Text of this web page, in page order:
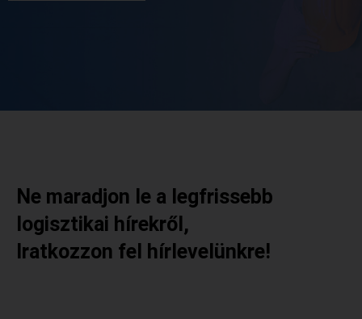
Ne maradjon le a legfrissebb
logisztikai hírekről,
Iratkozzon fel hírlevelünkre!